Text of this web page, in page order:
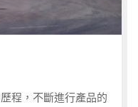
程，不斷進行產品的